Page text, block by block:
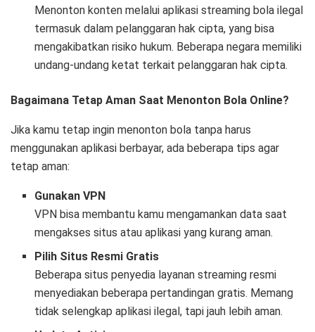
Menonton konten melalui aplikasi streaming bola ilegal
termasuk dalam pelanggaran hak cipta, yang bisa
mengakibatkan risiko hukum. Beberapa negara memiliki
undang-undang ketat terkait pelanggaran hak cipta.
Bagaimana Tetap Aman Saat Menonton Bola Online?
Jika kamu tetap ingin menonton bola tanpa harus
menggunakan aplikasi berbayar, ada beberapa tips agar
tetap aman:
Gunakan VPN
VPN bisa membantu kamu mengamankan data saat
mengakses situs atau aplikasi yang kurang aman.
Pilih Situs Resmi Gratis
Beberapa situs penyedia layanan streaming resmi
menyediakan beberapa pertandingan gratis. Memang
tidak selengkap aplikasi ilegal, tapi jauh lebih aman.